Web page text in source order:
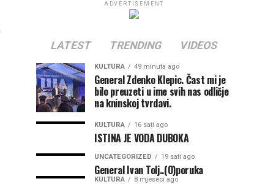
ADVERTISEMENT
LATEST TRENDING VIDEOS
KULTURA 49 minuta ago
General Zdenko Klepic. Čast mi je
bilo preuzeti u ime svih nas odličje
na kninskoj tvrdavi.
KULTURA 16 sati ago
ISTINA JE VODA DUBOKA
UNCATEGORIZED 19 sati ago
General Ivan Tolj..(O)poruka
KULTURA 8 mjeseci ago